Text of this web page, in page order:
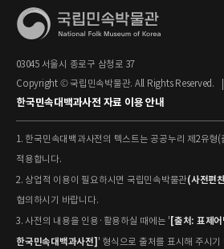
03045 서울시 종로구 삼청로 37
Copyright © 국립민속박물관. All Rights Reserved.
한국민속대백과사전 자료 이용 안내
1. 한국민속대백과사전의 텍스트는 공공누리 제2유형
적용합니다.
2. 상업적 이용이 필요하시면 국립민속박물관(사전편
협의하시기 바랍니다.
3. 사전의 내용을 인용·활용하실 때에는 ' [출처: 표제
한국민속대백과사전] ' 형식으로 출처를 표시해 주시기